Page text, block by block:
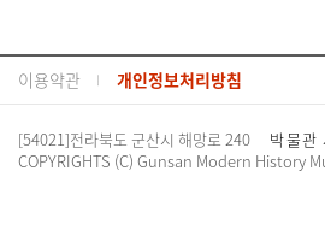
이용약관 개인정보처리방침
[54021]전라북도 군산시 해망로 240
박물
COPYRIGHTS (C) Gunsan Modern History